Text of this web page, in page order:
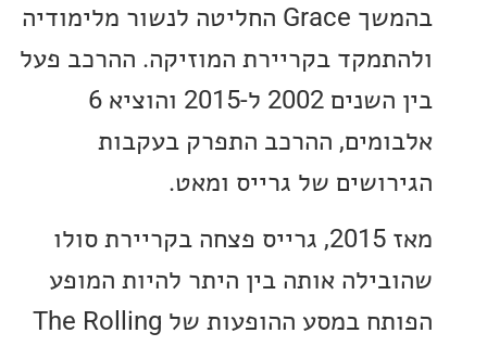
בהמשך Grace החליטה לנשור מלימודיה
בקריירת המוזיקה. ההרכב פעל
בין השנים 2002 ל-2015 והוציא 6
ההרכב התפרק בעקבות
של גרייס ומאט.
מאז 2015, גרייס פצחה בקריירת סולו
אותה בין היתר להיות המופע
הפותח במסע ההופעות של The Rolling